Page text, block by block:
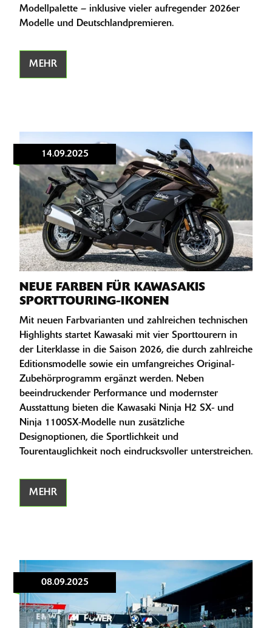
Modellpalette – inklusive vieler aufregender 2026er
Modelle und Deutschlandpremieren.
MEHR
14.09.2025
NEUE FARBEN FÜR KAWASAKIS
SPORTTOURING-IKONEN
Mit neuen Farbvarianten und zahlreichen technischen
Highlights startet Kawasaki mit vier Sporttourern in
der Literklasse in die Saison 2026, die durch zahlreiche
Editionsmodelle sowie ein umfangreiches Original-
Zubehörprogramm ergänzt werden. Neben
beeindruckender Performance und modernster
Ausstattung bieten die Kawasaki Ninja H2 SX- und
Ninja 1100SX-Modelle nun zusätzliche
Designoptionen, die Sportlichkeit und
Tourentauglichkeit noch eindrucksvoller unterstreichen.
MEHR
08.09.2025